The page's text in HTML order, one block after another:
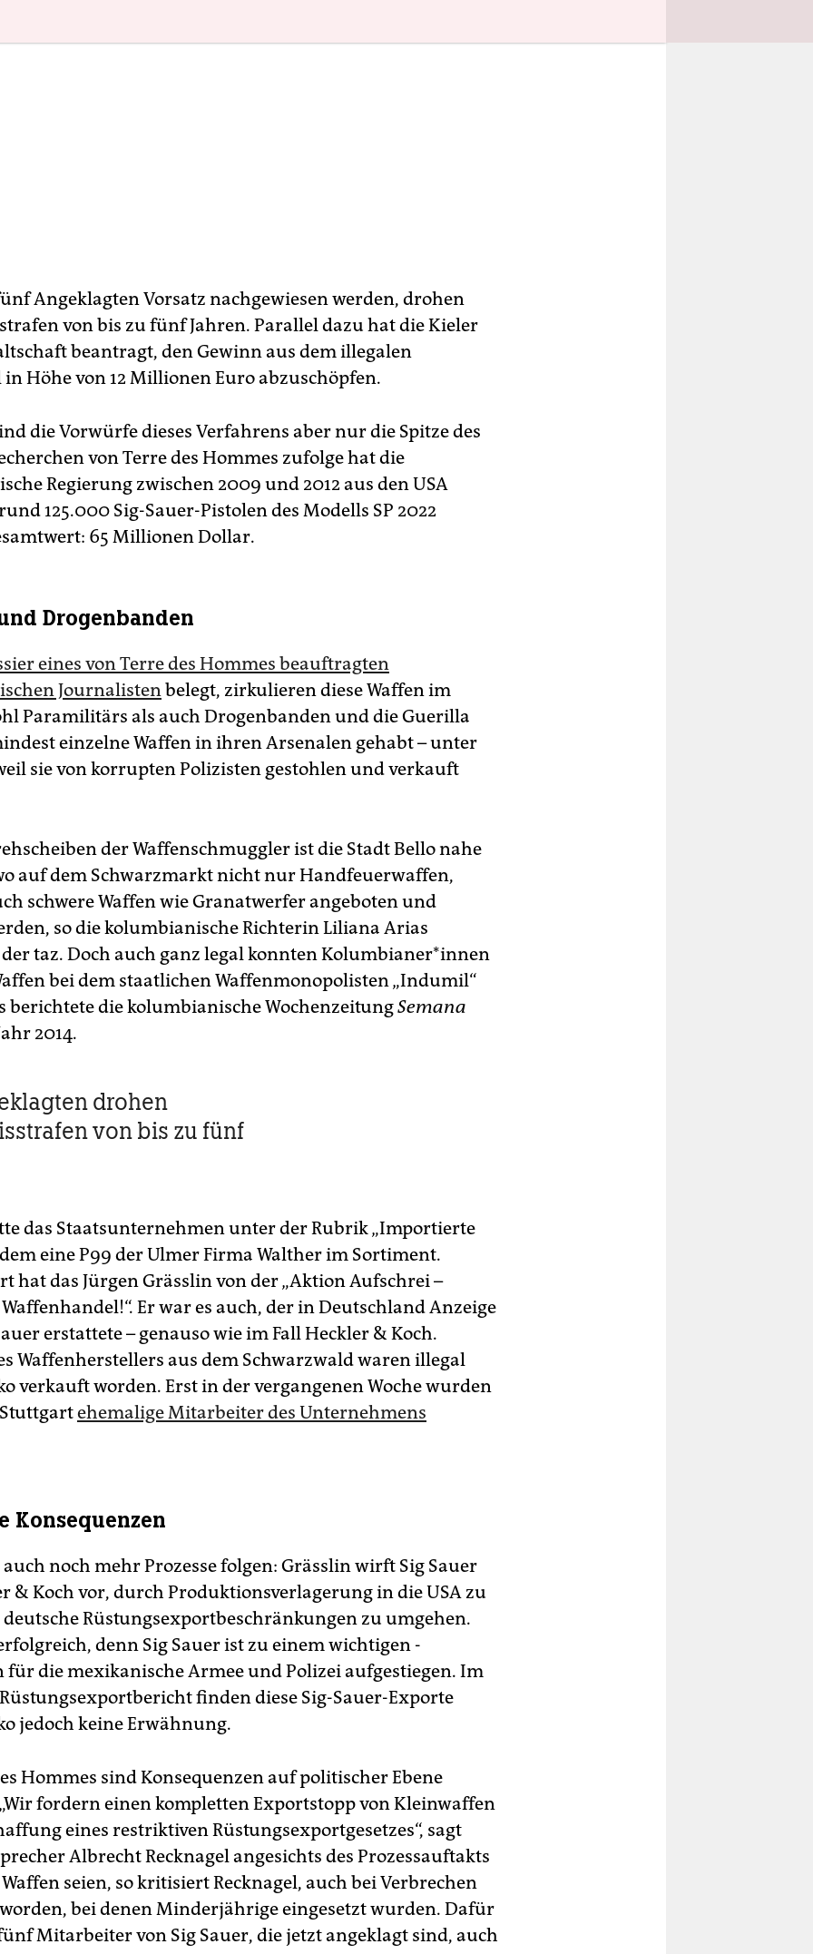
Angeklagten Vorsatz nachgewiesen werden, drohen
von bis zu fünf Jahren. Parallel dazu hat die Kieler
beantragt, den Gewinn aus dem illegalen
in Höhe von 12 Millionen Euro abzuschöpfen.
die Vorwürfe dieses Verfahrens aber nur die Spitze des
von Terre des Hommes zufolge hat die
Regierung zwischen 2009 und 2012 aus den USA
125.000 Sig-Sauer-Pistolen des Modells SP 2022
65 Millionen Dollar.
Drogenbanden
eines von Terre des Hommes beauftragten
Journalistenbelegt, zirkulieren diese Waffen im
Paramilitärs als auch Drogenbanden und die Guerilla
einzelne Waffen in ihren Arsenalen gehabt – unter
sie von korrupten Polizisten gestohlen und verkauft
der Waffenschmuggler ist die Stadt Bello nahe
auf dem Schwarzmarkt nicht nur Handfeuerwaffen,
schwere Waffen wie Granatwerfer angeboten und
so die kolumbianische Richterin Liliana Arias
taz. Doch auch ganz ­legal konnten Kolumbianer*innen
bei dem staatlichen Waffenmonopolisten „Indumil“
berichtete die kolumbianische Wochen­zeitungSemana
2014.
drohen
von bis zu fünf
das Staatsunternehmen unter der Rubrik „Importierte
eine P99 der Ulmer Firma Walther im Sortiment.
hat das Jürgen Grässlin von der „Aktion Aufschrei –
Er war es auch, der in Deutschland Anzeige
erstattete – genauso wie im Fall Heckler & Koch.
Waffenherstellers aus dem Schwarzwald waren illegal
verkauft worden. Erst in der vergangenen Woche wurden
ehemalige Mitarbeiter des Unternehmens
Konsequenzen
noch mehr Prozesse folgen: Grässlin wirft Sig Sauer
& Koch vor, durch Produktionsverlagerung in die USA zu
Rüstungsexportbeschränkungen zu umgehen.
denn Sig Sauer ist zu einem wichtigen
für die mexikanische Armee und Polizei auf­gestiegen. Im
finden diese Sig-Sauer-Exporte
jedoch keine Erwähnung.
Hommes sind Konsequenzen auf politischer Ebene
fordern einen kompletten Exportstopp von Kleinwaffen
eines restriktiven Rüstungsexportgesetzes“, sagt
Albrecht Reck­nagel angesichts des Prozess­auftakts
seien, so kritisiert Recknagel, auch bei Verbrechen
bei denen Minderjährige eingesetzt wurden. Dafür
Mitarbeiter von Sig Sauer, die jetzt angeklagt sind, auch